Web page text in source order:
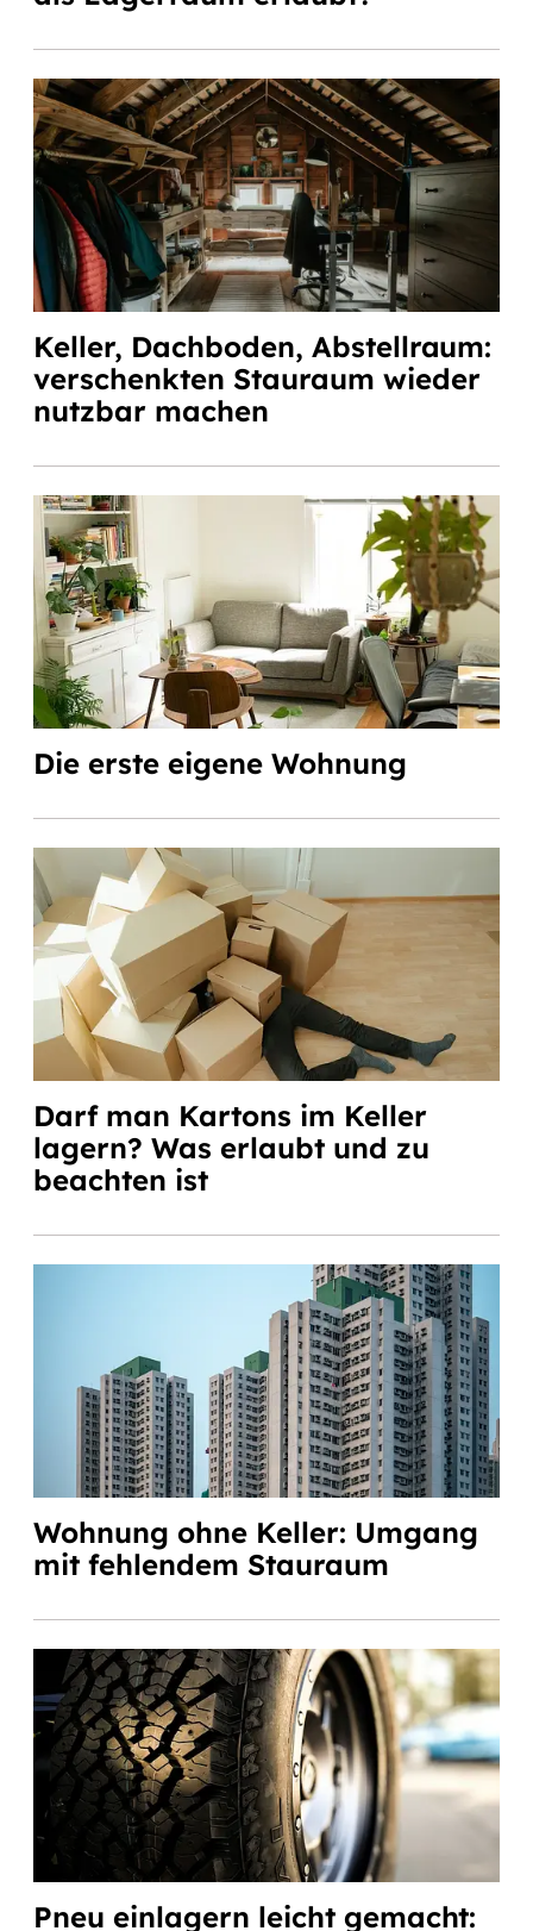
Keller, Dachboden, Abstellraum:
verschenkten Stauraum wieder
nutzbar machen
Die erste eigene Wohnung
Darf man Kartons im Keller
lagern? Was erlaubt und zu
beachten ist
Wohnung ohne Keller: Umgang
mit fehlendem Stauraum
Pneu einlagern leicht gemacht: